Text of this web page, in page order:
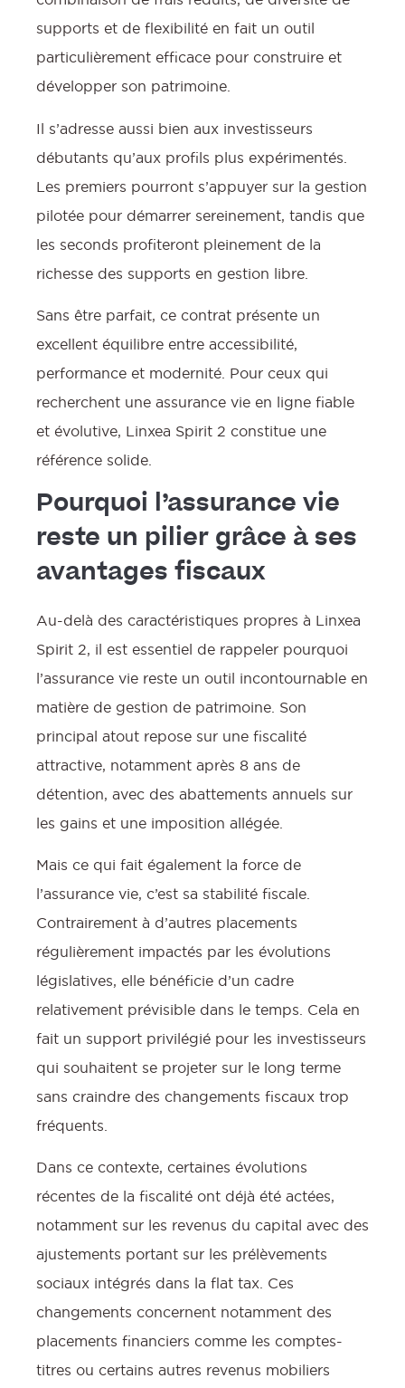
supports et de flexibilité en fait un outil
particulièrement efficace pour construire et
développer son patrimoine.
Il s’adresse aussi bien aux investisseurs
débutants qu’aux profils plus expérimentés.
Les premiers pourront s’appuyer sur la gestion
pilotée pour démarrer sereinement, tandis que
les seconds profiteront pleinement de la
richesse des supports en gestion libre.
Sans être parfait, ce contrat présente un
excellent équilibre entre accessibilité,
performance et modernité. Pour ceux qui
recherchent une assurance vie en ligne fiable
et évolutive, Linxea Spirit 2 constitue une
référence solide.
Pourquoi l’assurance vie
reste un pilier grâce à ses
avantages fiscaux
Au-delà des caractéristiques propres à Linxea
Spirit 2, il est essentiel de rappeler pourquoi
l’assurance vie reste un outil incontournable en
matière de gestion de patrimoine. Son
principal atout repose sur une fiscalité
attractive, notamment après 8 ans de
détention, avec des abattements annuels sur
les gains et une imposition allégée.
Mais ce qui fait également la force de
l’assurance vie, c’est sa stabilité fiscale.
Contrairement à d’autres placements
régulièrement impactés par les évolutions
législatives, elle bénéficie d’un cadre
relativement prévisible dans le temps. Cela en
fait un support privilégié pour les investisseurs
qui souhaitent se projeter sur le long terme
sans craindre des changements fiscaux trop
fréquents.
Dans ce contexte, certaines évolutions
récentes de la fiscalité ont déjà été actées,
notamment sur les revenus du capital avec des
ajustements portant sur les prélèvements
sociaux intégrés dans la flat tax. Ces
changements concernent notamment des
placements financiers comme les comptes-
titres ou certains autres revenus mobiliers